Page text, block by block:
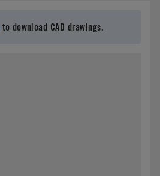
to download CAD drawings.